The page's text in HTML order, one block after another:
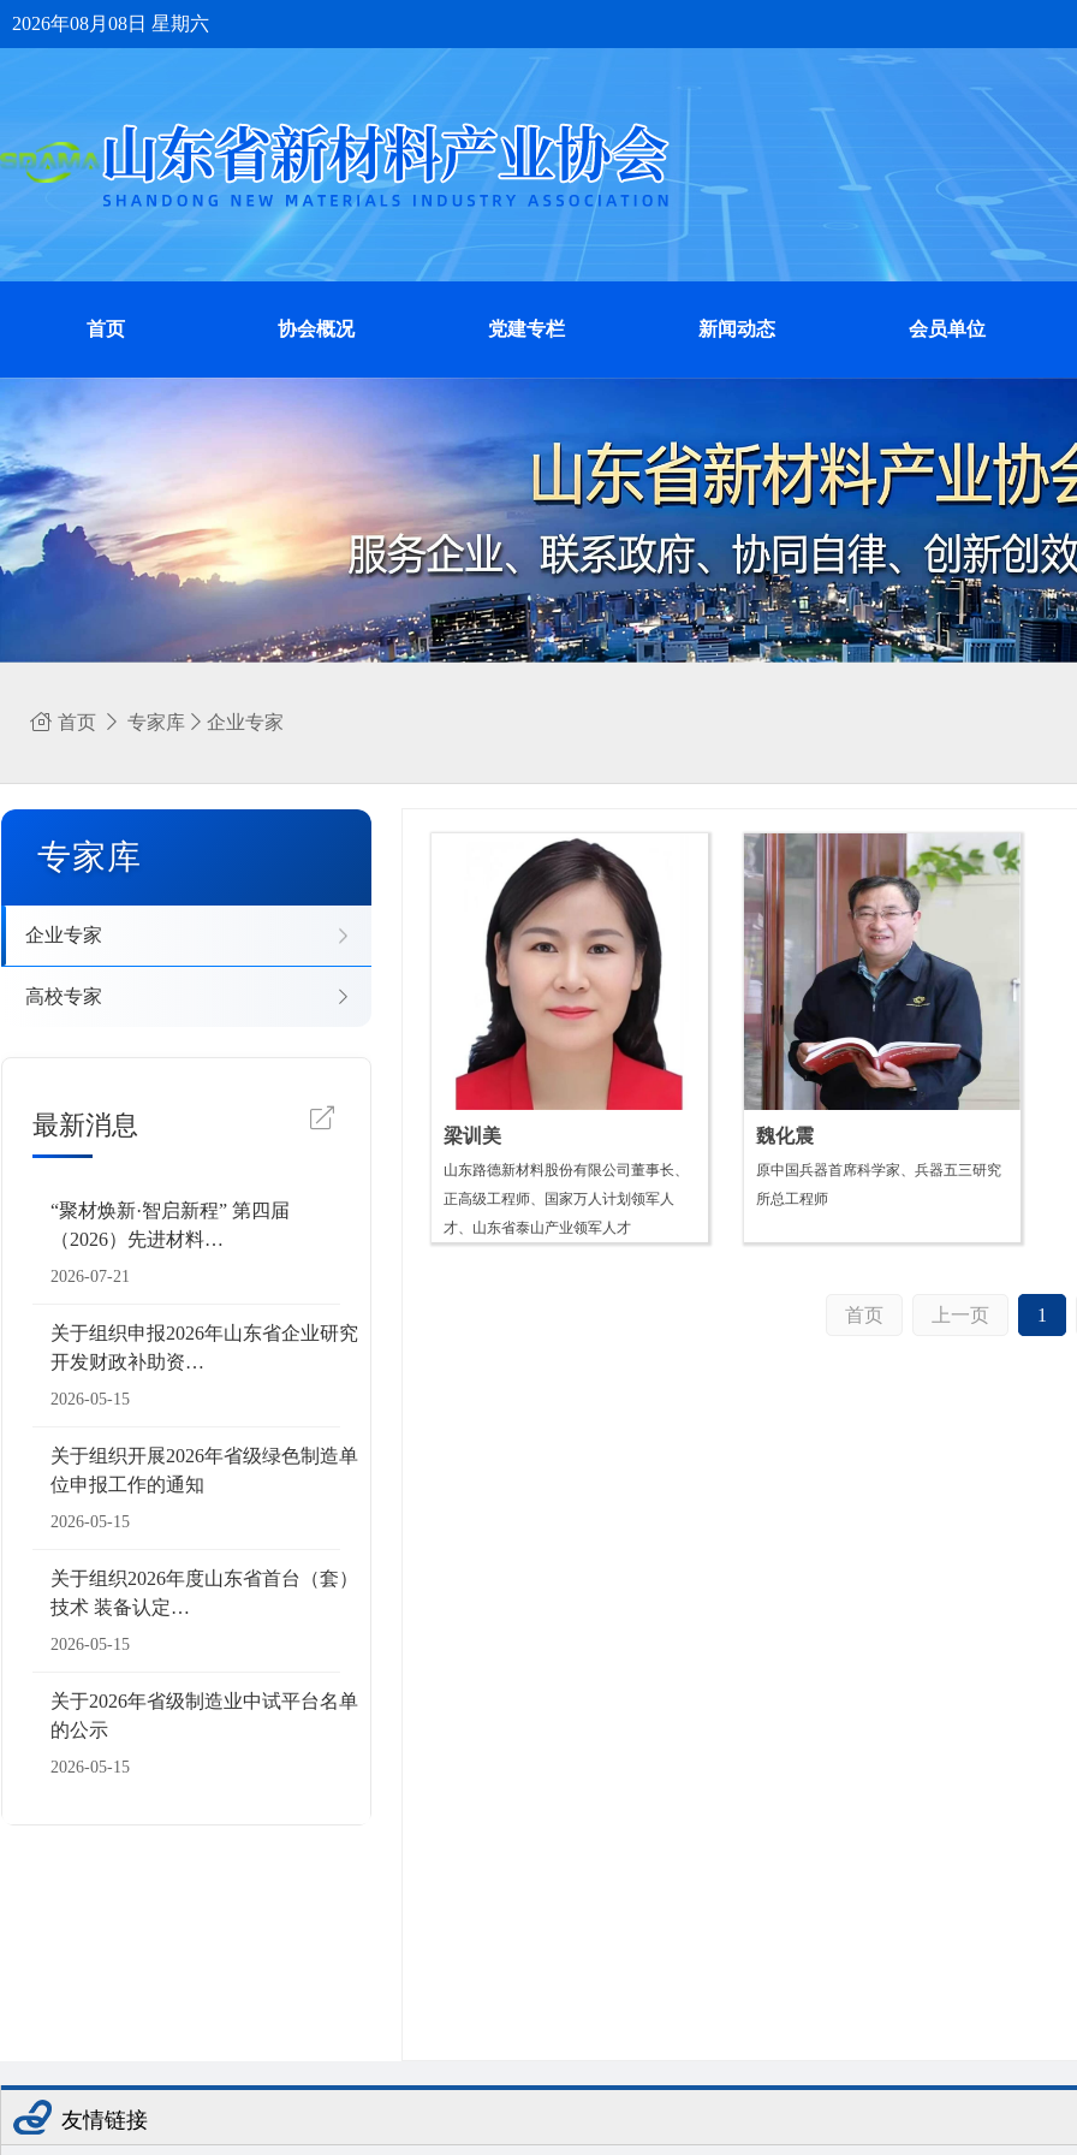
2026年08月08日 星期六
首页 协会概况 党建专栏 新闻动态 会员单位
首页 专家库 企业专家
专家库
企业专家
高校专家
最新消息
“聚材焕新·智启新程” 第四届
（2026）先进材料…
2026-07-21
关于组织申报2026年山东省企业研究
开发财政补助资…
2026-05-15
关于组织开展2026年省级绿色制造单
位申报工作的通知
2026-05-15
关于组织2026年度山东省首台（套）
技术 装备认定…
2026-05-15
关于2026年省级制造业中试平台名单
的公示
2026-05-15
梁训美
山东路德新材料股份有限公司董事长、
正高级工程师、国家万人计划领军人
才、山东省泰山产业领军人才
魏化震
原中国兵器首席科学家、兵器五三研究
所总工程师
首页 上一页 1
友情链接